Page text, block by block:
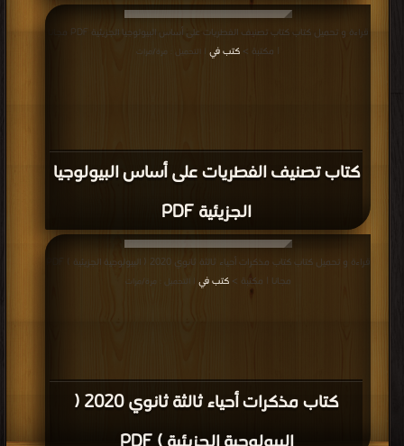
كتاب تصنيف الفطريات على أساس البيولوجيا
الجزيئية PDF
| مكتبة > كتب في | التحميل : مرة/مرات
كتاب مذكرات أحياء ثالثة ثانوي 2020 (
مجانا | مكتبة >كتب في | التحميل : مرة/مرات